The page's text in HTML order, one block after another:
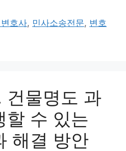
호사, 민사소송전문, 변호
물명도 과
할 수 있는
해결 방안